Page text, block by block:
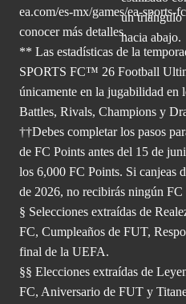
ea.com/es-mx/games/ea-sports-
conocer más detalles.
** Las estadísticas de la
SPORTS FC™ 26 Football
únicamente en la jugabilidad en
Battles, Rivals, Champions y
††Debes completar los pasos
de FC Points antes del 15 de
los 6,000 FC Points. Si canjeas
de 2026, no recibirás ningún FC
§ Selecciones extraídas de
FC, Cumpleaños de FUT,
final de la UEFA.
§§ Elecciones extraídas de
FC, Aniversario de FUT y